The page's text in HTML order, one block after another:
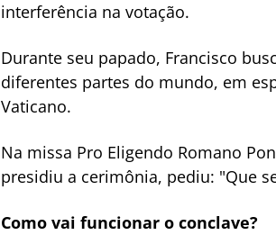
interferência na votação.
Durante seu papado, Francisco
diferentes partes do mundo, em
Vaticano.
Na missa Pro Eligendo Romano
presidiu a cerimônia, pediu: "Que
Como vai funcionar o conclave?